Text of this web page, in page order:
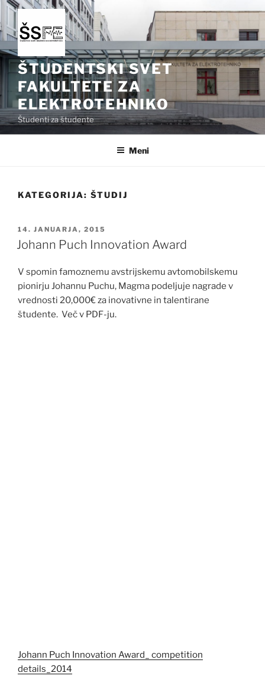
Skoči
na
vsebino
ŠTUDENTSKI SVET
FAKULTETE ZA
ELEKTROTEHNIKO
Študenti za študente
Meni
KATEGORIJA: ŠTUDIJ
OBJAVLJENO
DNE
14. JANUARJA, 2015
Johann Puch Innovation Award
V spomin famoznemu avstrijskemu avtomobilskemu
pionirju Johannu Puchu, Magma podeljuje nagrade v
vrednosti 20,000€ za inovativne in talentirane
študente. Več v PDF-ju.
Johann Puch Innovation Award_ competition
details_2014